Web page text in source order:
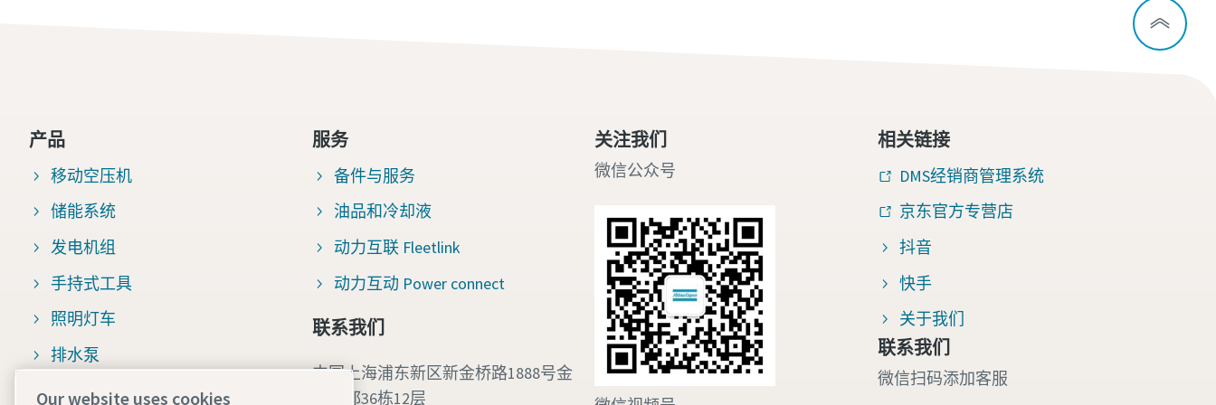
产品
移动空压机
储能系统
发电机组
手持式工具
照明灯车
排水泵
专业移动设备解决方案
服务
备件与服务
油品和冷却液
动力互联 Fleetlink
动力互动 Power connect
联系我们
中国上海浦东新区新金桥路1888号金
领之都36栋12层
关注我们
微信公众号
相关链接
DMS经销商管理系统
京东官方专营店
抖音
快手
关于我们
联系我们
微信扫码添加客服
Our website uses cookies